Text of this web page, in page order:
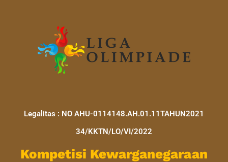
Legalitas : NO AHU-0114148.AH.01.11TAHUN2021
34/KKTN/LO/VI/2022
Kompetisi Kewarganegaraan